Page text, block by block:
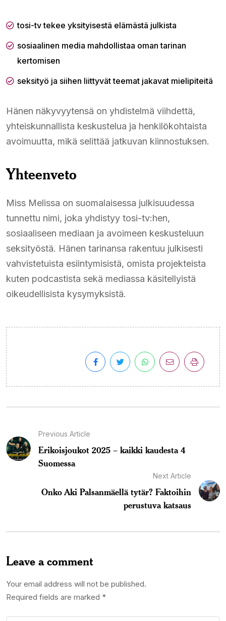
tosi-tv tekee yksityisestä elämästä julkista
sosiaalinen media mahdollistaa oman tarinan
kertomisen
seksityö ja siihen liittyvät teemat jakavat mielipiteitä
Hänen näkyvyytensä on yhdistelmä viihdettä,
yhteiskunnallista keskustelua ja henkilökohtaista
avoimuutta, mikä selittää jatkuvan kiinnostuksen.
Yhteenveto
Miss Melissa on suomalaisessa julkisuudessa
tunnettu nimi, joka yhdistyy tosi-tv:hen,
sosiaaliseen mediaan ja avoimeen keskusteluun
seksityöstä. Hänen tarinansa rakentuu julkisesti
vahvistetuista esiintymisistä, omista projekteista
kuten podcastista sekä mediassa käsitellyistä
oikeudellisista kysymyksistä.
Previous Article
Erikoisjoukot 2025 – kaikki kaudesta 4
Suomessa
Next Article
Onko Aki Palsanmäellä tytär? Faktoihin
perustuva katsaus
Leave a comment
Your email address will not be published.
Required fields are marked *